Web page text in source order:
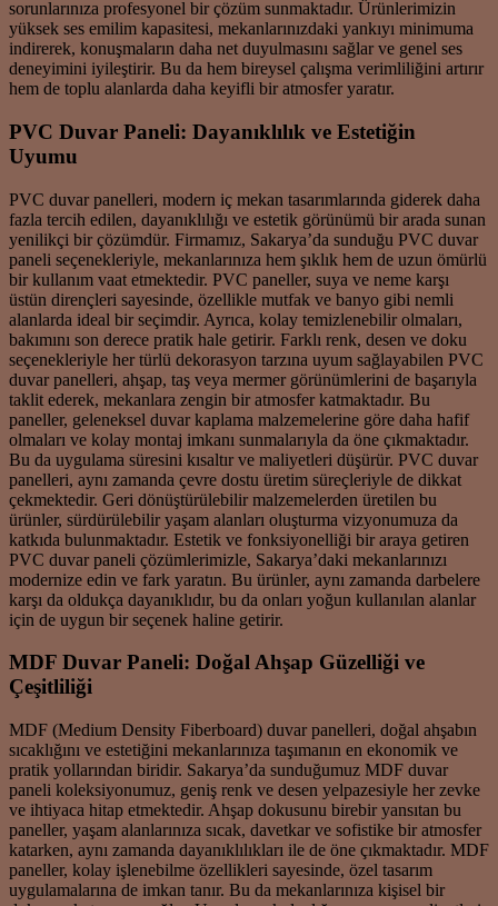
sorunlarınıza profesyonel bir çözüm sunmaktadır. Ürünlerimizin
yüksek ses emilim kapasitesi, mekanlarınızdaki yankıyı minimuma
indirerek, konuşmaların daha net duyulmasını sağlar ve genel ses
deneyimini iyileştirir. Bu da hem bireysel çalışma verimliliğini artırır
hem de toplu alanlarda daha keyifli bir atmosfer yaratır.
PVC Duvar Paneli: Dayanıklılık ve Estetiğin
Uyumu
PVC duvar panelleri, modern iç mekan tasarımlarında giderek daha
fazla tercih edilen, dayanıklılığı ve estetik görünümü bir arada sunan
yenilikçi bir çözümdür. Firmamız, Sakarya’da sunduğu PVC duvar
paneli seçenekleriyle, mekanlarınıza hem şıklık hem de uzun ömürlü
bir kullanım vaat etmektedir. PVC paneller, suya ve neme karşı
üstün dirençleri sayesinde, özellikle mutfak ve banyo gibi nemli
alanlarda ideal bir seçimdir. Ayrıca, kolay temizlenebilir olmaları,
bakımını son derece pratik hale getirir. Farklı renk, desen ve doku
seçenekleriyle her türlü dekorasyon tarzına uyum sağlayabilen PVC
duvar panelleri, ahşap, taş veya mermer görünümlerini de başarıyla
taklit ederek, mekanlara zengin bir atmosfer katmaktadır. Bu
paneller, geleneksel duvar kaplama malzemelerine göre daha hafif
olmaları ve kolay montaj imkanı sunmalarıyla da öne çıkmaktadır.
Bu da uygulama süresini kısaltır ve maliyetleri düşürür. PVC duvar
panelleri, aynı zamanda çevre dostu üretim süreçleriyle de dikkat
çekmektedir. Geri dönüştürülebilir malzemelerden üretilen bu
ürünler, sürdürülebilir yaşam alanları oluşturma vizyonumuza da
katkıda bulunmaktadır. Estetik ve fonksiyonelliği bir araya getiren
PVC duvar paneli çözümlerimizle, Sakarya’daki mekanlarınızı
modernize edin ve fark yaratın. Bu ürünler, aynı zamanda darbelere
karşı da oldukça dayanıklıdır, bu da onları yoğun kullanılan alanlar
için de uygun bir seçenek haline getirir.
MDF Duvar Paneli: Doğal Ahşap Güzelliği ve
Çeşitliliği
MDF (Medium Density Fiberboard) duvar panelleri, doğal ahşabın
sıcaklığını ve estetiğini mekanlarınıza taşımanın en ekonomik ve
pratik yollarından biridir. Sakarya’da sunduğumuz MDF duvar
paneli koleksiyonumuz, geniş renk ve desen yelpazesiyle her zevke
ve ihtiyaca hitap etmektedir. Ahşap dokusunu birebir yansıtan bu
paneller, yaşam alanlarınıza sıcak, davetkar ve sofistike bir atmosfer
katarken, aynı zamanda dayanıklılıkları ile de öne çıkmaktadır. MDF
paneller, kolay işlenebilme özellikleri sayesinde, özel tasarım
uygulamalarına de imkan tanır. Bu da mekanlarınıza kişisel bir